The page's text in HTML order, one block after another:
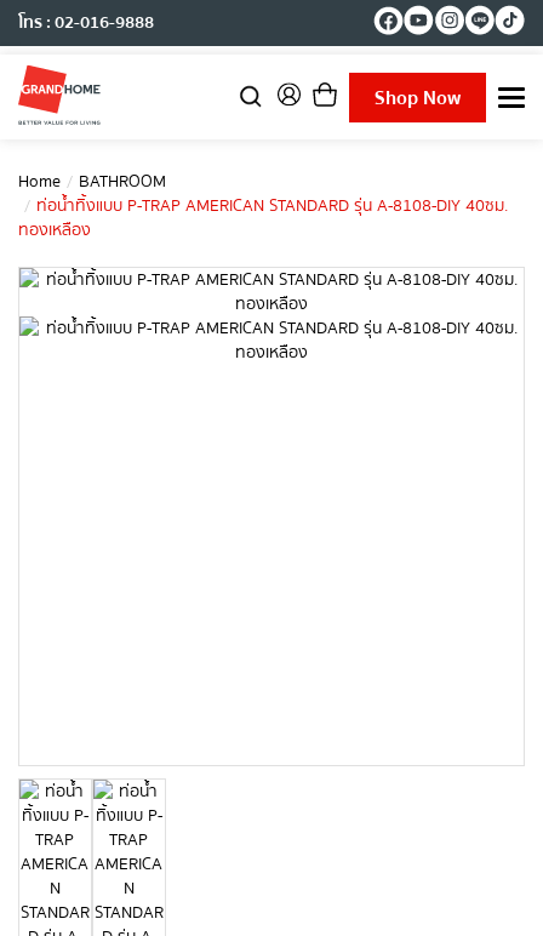
โทร : 02-016-9888
Shop Now
T
a
v
g
Home
BATHROOM
ท่อน้ำทิ้งแบบ P-TRAP AMERICAN STANDARD รุ่น A-8108-DIY 40ซม.
ทองเหลือง